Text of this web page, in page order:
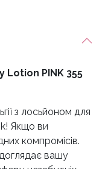
Lotion PINK 355
з лосьйоном для
Якщо ви
компромісів.
вашу